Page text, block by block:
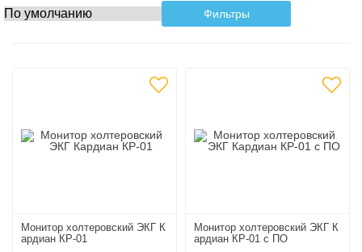
Фильтры
Монитор холтеровский ЭКГ К
ардиан КР-01
Монитор холтеровский ЭКГ К
ардиан КР-01 с ПО